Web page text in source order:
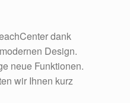
dank
Design.
neue Funktionen.
wir Ihnen kurz